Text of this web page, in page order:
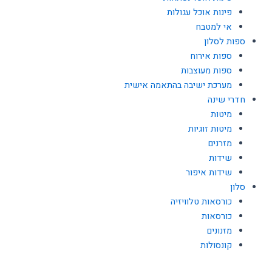
פינות אוכל עגולות
אי למטבח
ספות לסלון
ספות אירוח
ספות מעוצבות
מערכת ישיבה בהתאמה אישית
חדרי שינה
מיטות
מיטות זוגיות
מזרנים
שידות
שידות איפור
סלון
כורסאות טלוויזיה
כורסאות
מזנונים
קונסולות